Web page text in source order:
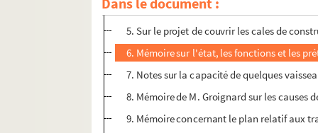
4. Comparaison de quelques poids
5. Sur le projet de couvrir les cales de
6. Mémoire sur l'état, les fonctions et les
7. Notes sur la capacité de quelques
8. Mémoire de M. Groignard sur les
9. Mémoire concernant le plan relatif aux